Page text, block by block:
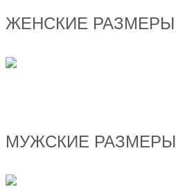
ЖЕНСКИЕ РАЗМЕРЫ
МУЖСКИЕ РАЗМЕРЫ